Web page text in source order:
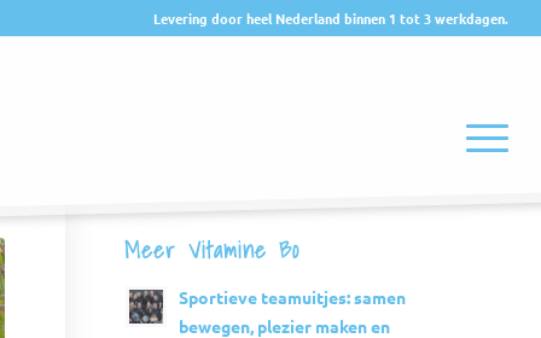
Levering door heel Nederland binnen 1 tot 3 werkdagen.
Meer Vitamine Bo
Sportieve teamuitjes: samen
bewegen, plezier maken en